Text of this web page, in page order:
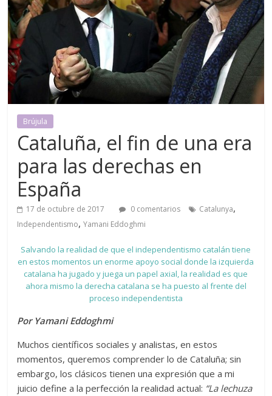
Brújula
Cataluña, el fin de una era
para las derechas en
España
17 de octubre de 2017 0 comentarios Catalunya,
Independentismo,Yamani Eddoghmi
Salvando la realidad de que el independentismo catalán tiene
en estos momentos un enorme apoyo social donde la izquierda
catalana ha jugado y juega un papel axial, la realidad es que
ahora mismo la derecha catalana se ha puesto al frente del
proceso independentista
Por Yamani Eddoghmi
Muchos científicos sociales y analistas, en estos
momentos, queremos comprender lo de Cataluña; sin
embargo, los clásicos tienen una expresión que a mi
juicio define a la perfección la realidad actual: “La lechuza